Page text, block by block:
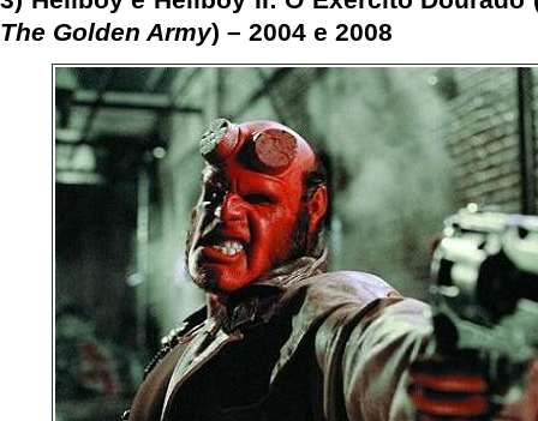
The Golden Army) – 2004 e 2008